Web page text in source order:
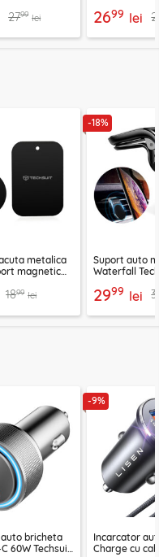
2799 lei 2699 lei
metalica
magnetic
1899 lei
-18%
Suport auto
Waterfall
2999 lei
bricheta
60W Techsuit
-9%
Incarcator
Charge cu